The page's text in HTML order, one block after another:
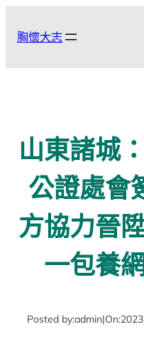
胸懷大志
山東諸城
公證處會
方協力晉
一包養
Posted by:admin|On: